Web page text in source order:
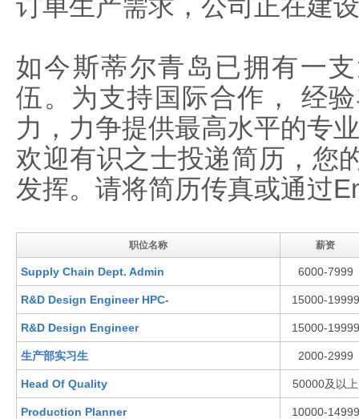
订单生产需求，公司正在建
如今斯蒂尔青岛已拥有一
伍。为支持国际合作， 经
力，力争提供最高水平的专
欢迎有识之士投递简历，您
发挥。请将简历传真或通过
职位名称 薪资
Supply Chain Dept. Admin 6000-7999
R&D Design Engineer HPC- 15000-19999
R&D Design Engineer 15000-19999
生产部实习生 2000-2999
Head Of Quality 50000及以上
Production Planner 10000-14999